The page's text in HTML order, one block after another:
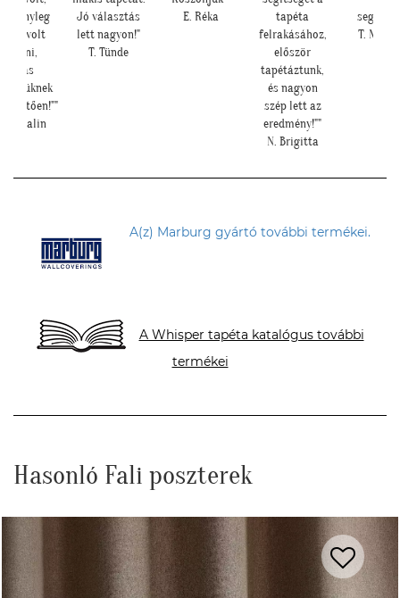
Jó választás
lett nagyon!"
T. Tünde
felrakásához,
tapétáztunk,
és nagyon
szép lett az
eredmény!""
N. Brigitta
segítséget"
T. Mariann
A(z) Marburg gyártó további termékei.
A Whisper tapéta katalógus további
termékei
Hasonló Fali poszterek